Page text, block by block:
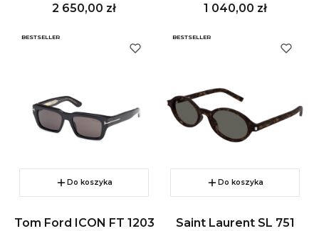
Cena
2 650,00 zł Cena
1 040,00 zł
BESTSELLER
Do koszyka
Tom Ford ICON FT 1203
BESTSELLER
Do koszyka
Saint Laurent SL 751